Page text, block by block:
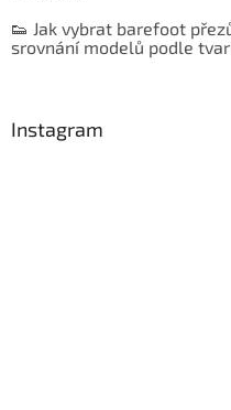
👟 Jak vybrat barefoot
srovnání modelů podle
Instagram